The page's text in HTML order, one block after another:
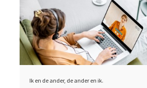
Ik en de ander, de ander en ik.